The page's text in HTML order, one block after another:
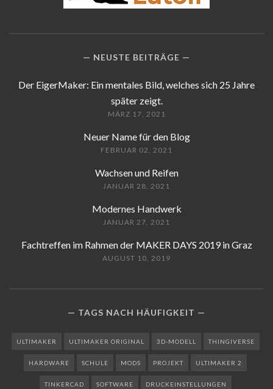
NEUSTE BEITRÄGE
Der EigerMaker: Ein mentales Bild, welches sich 25 Jahre
später zeigt.
MÄRZ 17, 2021
Neuer Name für den Blog
FEBRUAR 02, 2021
Wachsen und Reifen
JANUAR 28, 2021
Modernes Handwerk
JANUAR 27, 2021
Fachtreffen im Rahmen der MAKER DAYS 2019 in Graz
AUGUST 10, 2019
TAGS NACH HÄUFIGKEIT
ULTIMAKER ULTIMAKER ORIGINAL 3D-MODELL THINGIVERSE
HARDWARE SCHULE MODS PROJEKT ULTIMAKER 2
TINKERCAD SOFTWARE DRUCKEINSTELLUNGEN